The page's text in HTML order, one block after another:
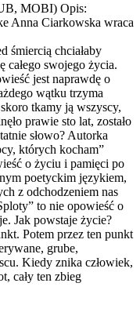
MOBI) Opis:
Anna Ciarkowska wraca
śmiercią chciałaby
całego swojego życia.
jest naprawdę o
wątku trzyma
tkamy ją wszyscy,
prawie sto lat, zostało
słowo? Autorka
których kocham”
o życiu i pamięci po
poetyckim językiem,
z odchodzeniem nas
to nie opowieść o
Jak powstaje życie?
Potem przez ten punkt
grube,
Kiedy znika człowiek,
cały ten zbieg